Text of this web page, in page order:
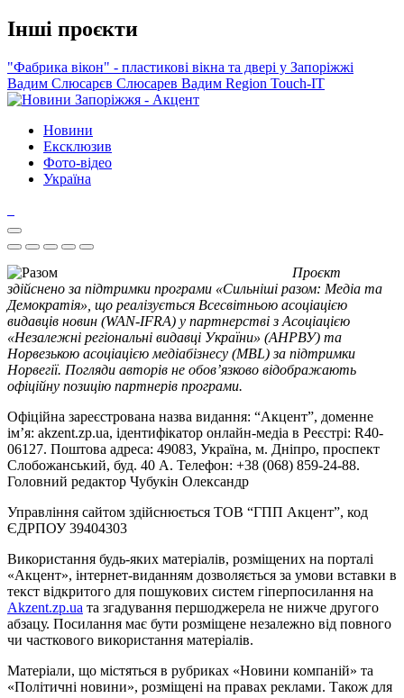
Інші проєкти
"Фабрика вікон" - пластикові вікна та двері у Запоріжжі
Вадим Слюсарєв Слюсарев Вадим Region Touch-IT
Новини
Ексклюзив
Фото-відео
Україна
Проєкт
здійснено за підтримки програми «Сильніші разом: Медіа та
Демократія», що реалізується Всесвітньою асоціацією
видавців новин (WAN-IFRA) у партнерстві з Асоціацією
«Незалежні регіональні видавці України» (АНРВУ) та
Норвезькою асоціацією медіабізнесу (MBL) за підтримки
Норвегії. Погляди авторів не обов’язково відображають
офіційну позицію партнерів програми.
Офіційна зареєстрована назва видання: “Акцент”, доменне
ім’я: akzent.zp.ua, ідентифікатор онлайн-медіа в Реєстрі: R40-
06127. Поштова адреса: 49083, Україна, м. Дніпро, проспект
Слобожанський, буд. 40 А. Телефон: +38 (068) 859-24-88.
Головний редактор Чубукін Олександр
Управління сайтом здійснюється ТОВ “ГПП Акцент”, код
ЄДРПОУ 39404303
Використання будь-яких матеріалів, розміщених на порталі
«Акцент», інтернет-виданням дозволяється за умови вставки в
текст відкритого для пошукових систем гіперпосилання на
Akzent.zp.ua та згадування першоджерела не нижче другого
абзацу. Посилання має бути розміщене незалежно від повного
чи часткового використання матеріалів.
Матеріали, що містяться в рубриках «Новини компаній» та
«Політичні новини», розміщені на правах реклами. Також для